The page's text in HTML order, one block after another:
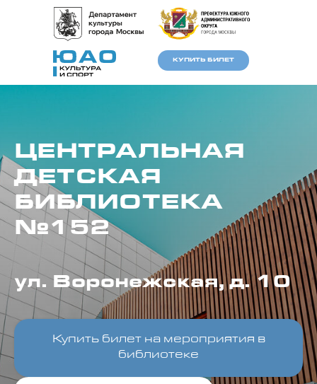
Версия для
слабовидящих
КУПИТЬ БИЛЕТ
ЦЕНТРАЛЬНАЯ
ДЕТСКАЯ
БИБЛИОТЕКА
№152
ул. Воронежская, д. 10
Купить билет на мероприятия в
библиотеке